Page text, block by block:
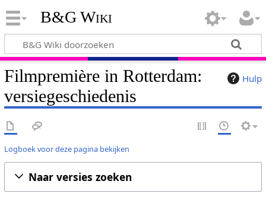
B&G Wiki
Hulp
Filmpremière in Rotterdam:
versiegeschiedenis
Logboek voor deze pagina bekijken
Naar versies zoeken